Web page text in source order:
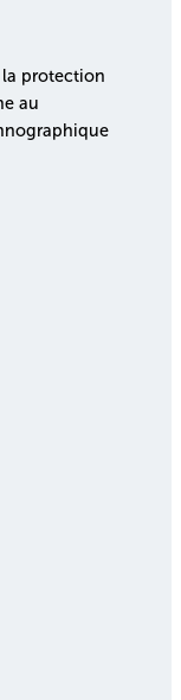
la protection
au